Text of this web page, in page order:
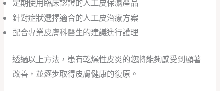
定期使用臨床認證的人工皮保濕產品
針對症狀選擇適合的人工皮治療方案
配合專業皮膚科醫生的建議進行護理
透過以上方法，患有乾燥性皮炎的您將能夠感受到顯著
改善，並逐步取得皮膚健康的復原。